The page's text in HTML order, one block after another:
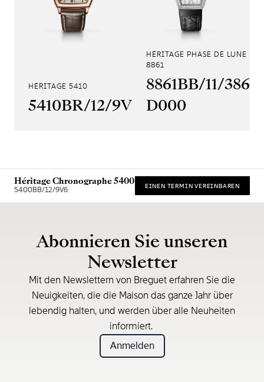
HÉRITAGE 5410
5410BR/12/9VV
HÉRITAGE PHASE DE LUNE
8861
8861BB/11/386
D000
Héritage Chronographe 5400
5400BB/12/9V6 EINEN TERMIN VEREINBAREN
Abonnieren Sie unseren
Newsletter
Mit den Newslettern von Breguet erfahren Sie die
Neuigkeiten, die die Maison das ganze Jahr über
lebendig halten, und werden über alle Neuheiten
informiert.
Anmelden